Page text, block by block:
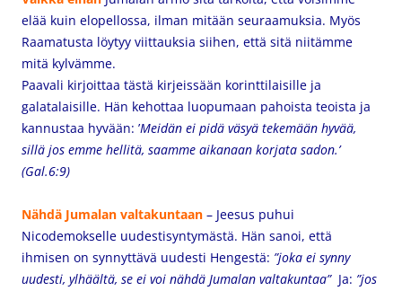
elää kuin elopellossa, ilman mitään seuraamuksia. Myös
Raamatusta löytyy viittauksia siihen, että sitä niitämme
mitä kylvämme.
Paavali kirjoittaa tästä kirjeissään korinttilaisille ja
galatalaisille. Hän kehottaa luopumaan pahoista teoista ja
kannustaa hyvään: ’Meidän ei pidä väsyä tekemään hyvää,
sillä jos emme hellitä, saamme aikanaan korjata sadon.’
(Gal.6:9)
Nähdä Jumalan valtakuntaan – Jeesus puhui
Nicodemokselle uudestisyntymästä. Hän sanoi, että
ihmisen on synnyttävä uudesti Hengestä: ”joka ei synny
uudesti, ylhäältä, se ei voi nähdä Jumalan valtakuntaa” Ja: ”jos